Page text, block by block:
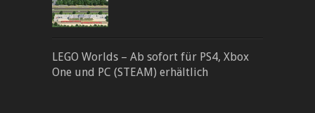
LEGO Worlds – Ab sofort für PS4, Xbox
One und PC (STEAM) erhältlich